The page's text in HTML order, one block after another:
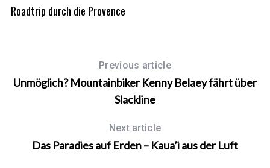
Roadtrip durch die Provence
Previous article
Unmöglich? Mountainbiker Kenny Belaey fährt über
Slackline
Next article
Das Paradies auf Erden – Kaua’i aus der Luft
c
: